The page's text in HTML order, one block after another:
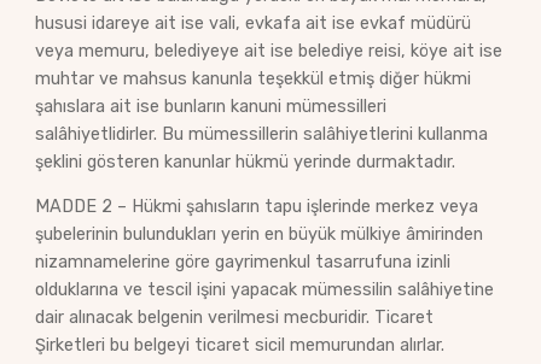
hususi idareye ait ise vali, evkafa ait ise evkaf müdürü
veya memuru, belediyeye ait ise belediye reisi, köye ait ise
muhtar ve mahsus kanunla teşekkül etmiş diğer hükmi
şahıslara ait ise bunların kanuni mümessilleri
salâhiyetlidirler. Bu mümessillerin salâhiyetlerini kullanma
şeklini gösteren kanunlar hükmü yerinde durmaktadır.
MADDE 2 – Hükmi şahısların tapu işlerinde merkez veya
şubelerinin bulundukları yerin en büyük mülkiye âmirinden
nizamnamelerine göre gayrimenkul tasarrufuna izinli
olduklarına ve tescil işini yapacak mümessilin salâhiyetine
dair alınacak belgenin verilmesi mecburidir. Ticaret
Şirketleri bu belgeyi ticaret sicil memurundan alırlar.